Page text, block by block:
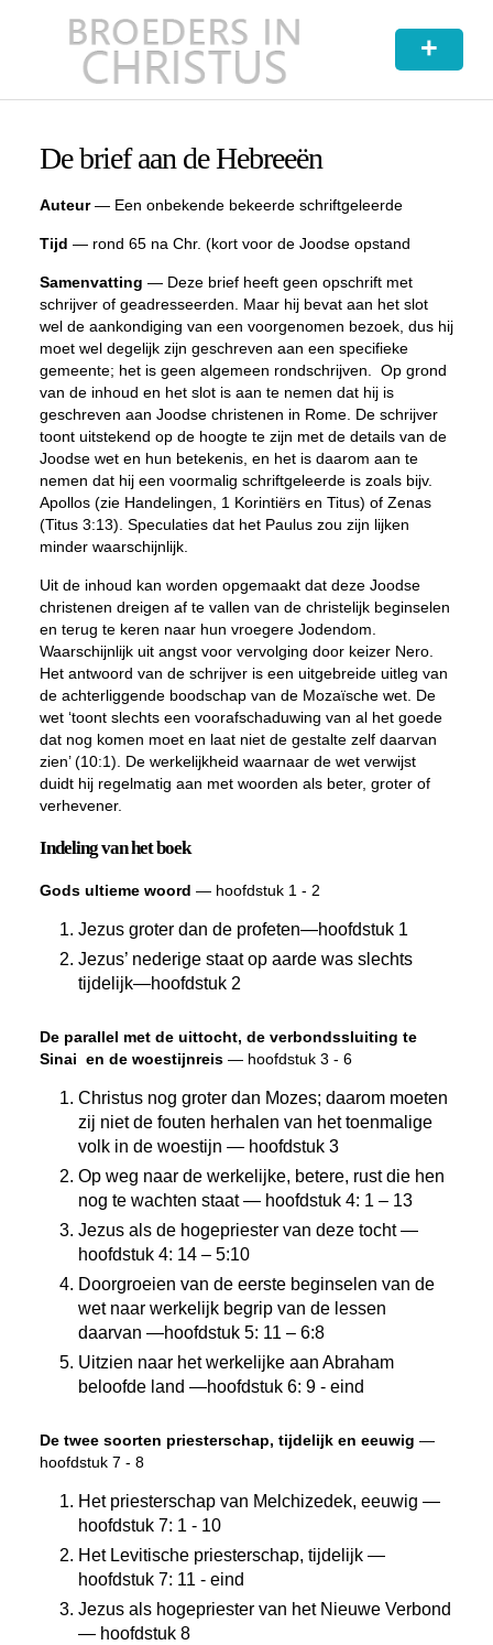
+
De brief aan de Hebreeën
Auteur— Een onbekende bekeerde schriftgeleerde
Tijd — rond 65 na Chr. (kort voor de Joodse opstand
Samenvatting — Deze brief heeft geen opschrift met
schrijver of geadresseerden. Maar hij bevat aan het slot
wel de aankondiging van een voorgenomen bezoek, dus hij
moet wel degelijk zijn geschreven aan een specifieke
gemeente; het is geen algemeen rondschrijven. Op grond
van de inhoud en het slot is aan te nemen dat hij is
geschreven aan Joodse christenen in Rome. De schrijver
toont uitstekend op de hoogte te zijn met de details van de
Joodse wet en hun betekenis, en het is daarom aan te
nemen dat hij een voormalig schriftgeleerde is zoals bijv.
Apollos (zie Handelingen, 1 Korintiërs en Titus) of Zenas
(Titus 3:13). Speculaties dat het Paulus zou zijn lijken
minder waarschijnlijk.
Uit de inhoud kan worden opgemaakt dat deze Joodse
christenen dreigen af te vallen van de christelijk beginselen
en terug te keren naar hun vroegere Jodendom.
Waarschijnlijk uit angst voor vervolging door keizer Nero.
Het antwoord van de schrijver is een uitgebreide uitleg van
de achterliggende boodschap van de Mozaïsche wet. De
wet ‘toont slechts een voorafschaduwing van al het goede
dat nog komen moet en laat niet de gestalte zelf daarvan
zien’ (10:1). De werkelijkheid waarnaar de wet verwijst
duidt hij regelmatig aan met woorden als beter, groter of
verhevener.
Indeling van het boek
Gods ultieme woord — hoofdstuk 1 - 2
Jezus groter dan de profeten—hoofdstuk 1
Jezus’ nederige staat op aarde was slechts
tijdelijk—hoofdstuk 2
De parallel met de uittocht, de verbondssluiting te
Sinai en de woestijnreis — hoofdstuk 3 - 6
Christus nog groter dan Mozes; daarom moeten
zij niet de fouten herhalen van het toenmalige
volk in de woestijn — hoofdstuk 3
Op weg naar de werkelijke, betere, rust die hen
nog te wachten staat — hoofdstuk 4: 1 – 13
Jezus als de hogepriester van deze tocht —
hoofdstuk 4: 14 – 5:10
Doorgroeien van de eerste beginselen van de
wet naar werkelijk begrip van de lessen
daarvan —hoofdstuk 5: 11 – 6:8
Uitzien naar het werkelijke aan Abraham
beloofde land —hoofdstuk 6: 9 - eind
De twee soorten priesterschap, tijdelijk en eeuwig —
hoofdstuk 7 - 8
Het priesterschap van Melchizedek, eeuwig —
hoofdstuk 7: 1 - 10
Het Levitische priesterschap, tijdelijk —
hoofdstuk 7: 11 - eind
Jezus als hogepriester van het Nieuwe Verbond
— hoofdstuk 8